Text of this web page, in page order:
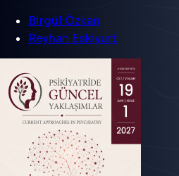
Birgül Özkan
Reyhan Eskiyurt